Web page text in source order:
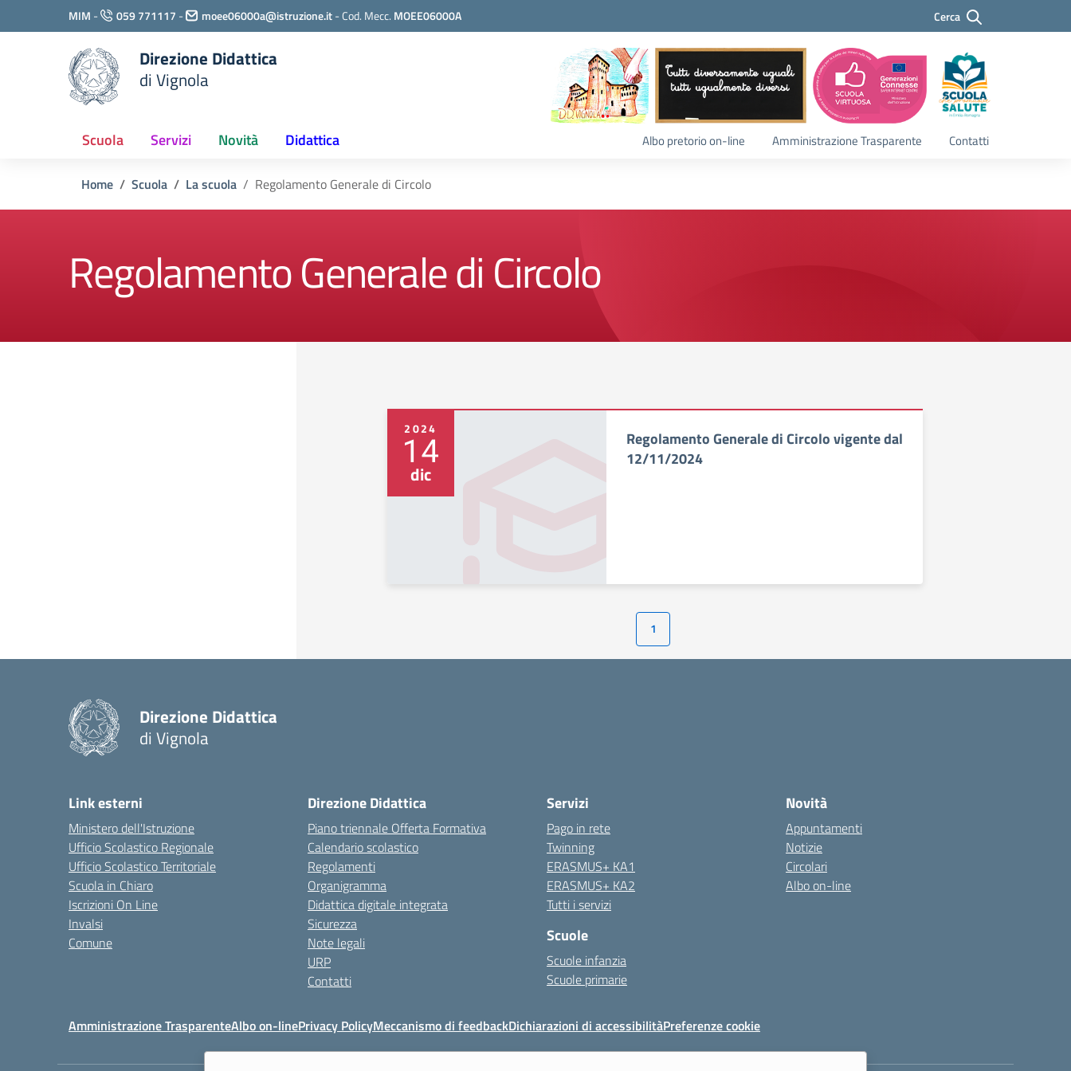
Vai ai contenuti
Vai al menu di navigazione
Vai al footer
MIM - 059 771117 - moee06000a@istruzione.it-Cod. Mecc. MOEE06000A Cerca
Direzione Didattica
di Vignola
Cerca
Scuola Servizi Novità Didattica Albo pretorio on-line Amministrazione Trasparente Contatti
Home Scuola La scuola Regolamento Generale di Circolo
Regolamento Generale di Circolo
2024
14
dic
Regolamento Generale di Circolo vigente dal
12/11/2024
1
Direzione Didattica
di Vignola
Link esterni
Ministero dell'Istruzione
Ufficio Scolastico Regionale
Ufficio Scolastico Territoriale
Scuola in Chiaro
Iscrizioni On Line
Invalsi
Comune
Direzione Didattica
Piano triennale Offerta Formativa
Calendario scolastico
Regolamenti
Organigramma
Didattica digitale integrata
Sicurezza
Note legali
URP
Contatti
Servizi
Pago in rete
Twinning
ERASMUS+ KA1
ERASMUS+ KA2
Tutti i servizi
Scuole
Scuole infanzia
Scuole primarie
Novità
Appuntamenti
Notizie
Circolari
Albo on-line
Amministrazione TrasparenteAlbo on-linePrivacy PolicyMeccanismo di feedbackDichiarazioni di accessibilitàPreferenze cookie